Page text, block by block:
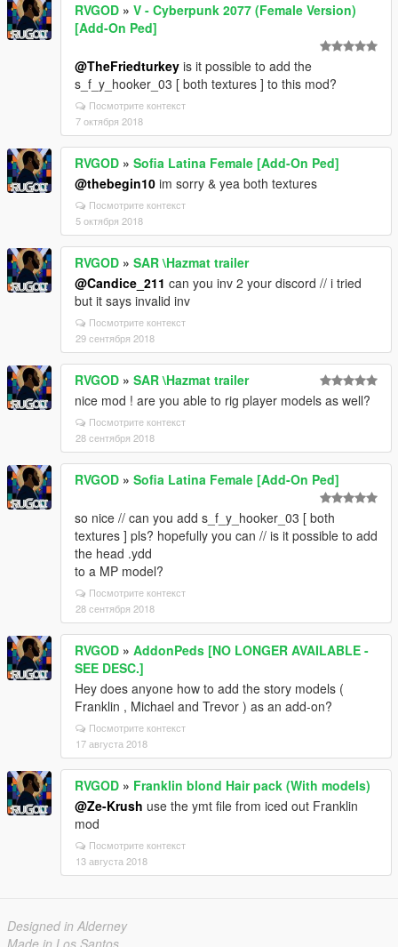
RVGOD » V - Cyberpunk 2077 (Female Version)
[Add-On Ped]
@TheFriedturkey is it possible to add the
s_f_y_hooker_03 [ both textures ] to this mod?
Посмотрите контекст
7 октября 2018
RVGOD » Sofia Latina Female [Add-On Ped]
@thebegin10 im sorry & yea both textures
Посмотрите контекст
5 октября 2018
RVGOD » SAR \Hazmat trailer
@Candice_211 can you inv 2 your discord // i tried
but it says invalid inv
Посмотрите контекст
29 сентября 2018
RVGOD » SAR \Hazmat trailer
nice mod ! are you able to rig player models as well?
Посмотрите контекст
28 сентября 2018
RVGOD » Sofia Latina Female [Add-On Ped]
so nice // can you add s_f_y_hooker_03 [ both
textures ] pls? hopefully you can // is it possible to add
the head .ydd
to a MP model?
Посмотрите контекст
28 сентября 2018
RVGOD » AddonPeds [NO LONGER AVAILABLE -
SEE DESC.]
Hey does anyone how to add the story models (
Franklin , Michael and Trevor ) as an add-on?
Посмотрите контекст
17 августа 2018
RVGOD » Franklin blond Hair pack (With models)
@Ze-Krush use the ymt file from iced out Franklin
mod
Посмотрите контекст
13 августа 2018
Designed in Alderney
Made in Los Santos